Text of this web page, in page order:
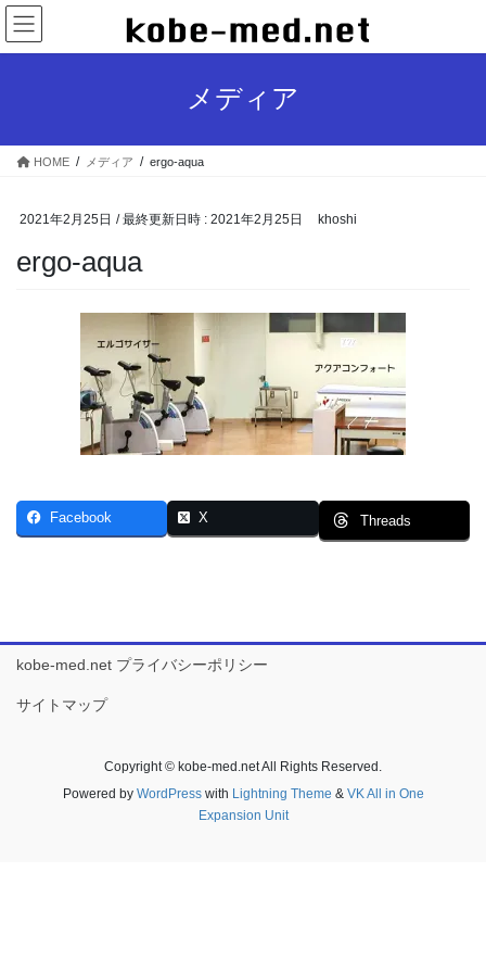
コ
ン
テ
ス
ナ
ビ
ゲ
ン
メディア
HOME メディア ergo-aqua
2021年2月25日 / 最終更新日時 : 2021年2月25日 khoshi
ergo-aqua
Facebook X Threads
kobe-med.net プライバシーポリシー
サイトマップ
Copyright © kobe-med.net All Rights Reserved.
Powered by WordPresswith Lightning Theme & VK All in One
Expansion Unit